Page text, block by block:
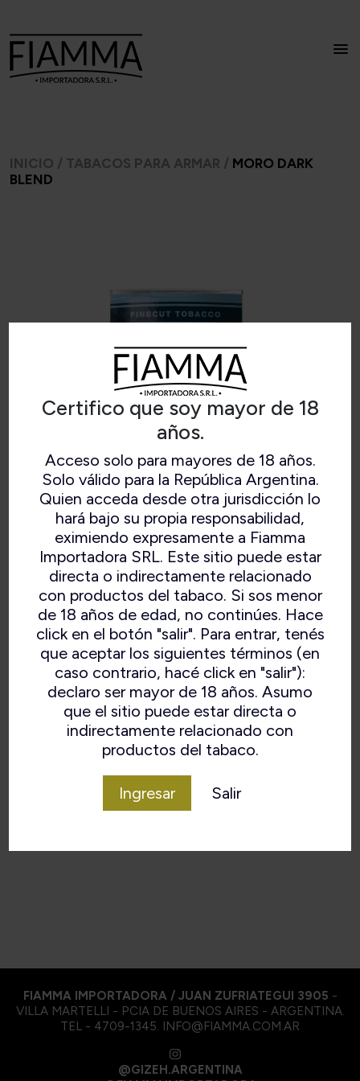
Certifico que soy mayor de 18
años.
Acceso solo para mayores de 18 años.
Solo válido para la República Argentina.
Quien acceda desde otra jurisdicción lo
hará bajo su propia responsabilidad,
eximiendo expresamente a Fiamma
Importadora SRL. Este sitio puede estar
directa o indirectamente relacionado
con productos del tabaco. Si sos menor
de 18 años de edad, no continúes. Hace
click en el botón "salir". Para entrar, tenés
que aceptar los siguientes términos (en
caso contrario, hacé click en "salir"):
declaro ser mayor de 18 años. Asumo
que el sitio puede estar directa o
indirectamente relacionado con
productos del tabaco.
Ingresar Salir
INICIO / TABACOS PARA ARMAR / MORO DARK
BLEND
MORO DARK BLEND
Una mezcla de Dark Fired Kentucky con un
poco de Burley agregado espera en esta
mezcla ahumada y oscura. Moro Dark Blend
(Black) es una mezcla de Zware que ofrece un
sabor muy intenso y ahumado. Esta mezcla es
perfecta para todos los fumadores de cigarrillos
que disfrutan del sabor clásico de una mezcla
FIAMMA IMPORTADORA / JUAN ZUFRIATEGUI 3905 -
VILLA MARTELLI - PCIA DE BUENOS AIRES - ARGENTINA.
TEL - 4709-1345. INFO@FIAMMA.COM.AR
@GIZEH.ARGENTINA